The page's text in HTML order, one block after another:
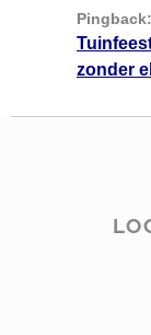
Pingback:
zonder